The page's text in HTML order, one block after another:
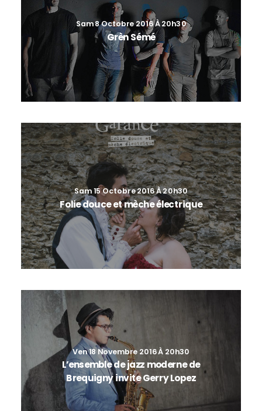
Sam 8 Octobre 2016 À 20h30
Grèn Sémé
Sam 15 Octobre 2016 À 20h30
Folie douce et mèche électrique
Ven 18 Novembre 2016 À 20h30
L’ensemble de jazz moderne de
Brequigny invite Gerry Lopez